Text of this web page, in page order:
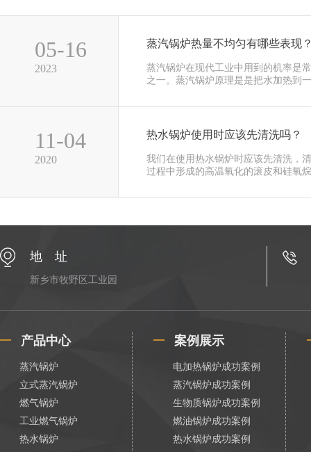
05-16
2023
蒸汽锅炉热量不均匀有哪些表现
蒸汽锅炉在现代工业中用到的机率是
之一。蒸汽锅炉原理是是把水加热到一
11-04
2020
热水锅炉使用时应该先清洗吗？
我们在使用热水锅炉时应该先清洗，
过程中形成的高温氧化的滚皮和硅氧烷
地 址
新乡市牧野区工业园
产品中心
蒸汽锅炉
立式蒸汽锅炉
燃气锅炉
工业燃气锅炉
热水锅炉
案例展示
电加热锅炉成功案例
蒸汽锅炉成功案例
生物质锅炉成功案例
燃油锅炉成功案例
热水锅炉成功案例